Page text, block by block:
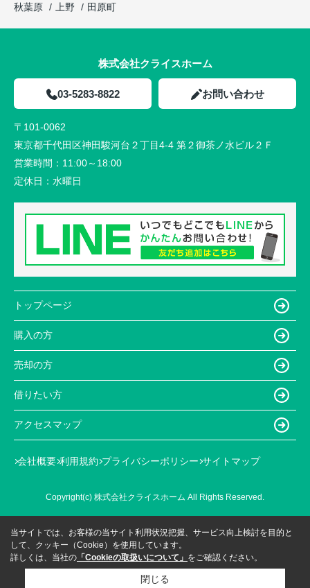
秋葉原
上野 田原町
株式会社クライスホーム
03-5283-8822 お問い合わせ
〒101-0062
東京都千代田区神田駿河台２丁目4-4 第２御茶ノ水ビル２Ｆ
営業時間： 11:00～18:00
定休日： 水曜日
トップページ
購入の方
売却の方
借りたい方
アクセスマップ
会社概要 利用規約 プライバシーポリシー サイトマップ
Copyright(c) 株式会社クライスホーム All Rights Reserved.
当サイトでは、お客様の当サイト利用状況把握、サービス向上検討を目的と
して、クッキー（Cookie）を使用しています。
詳しくは、当社の 「Cookieの取扱いについて」 をご確認ください。
閉じる